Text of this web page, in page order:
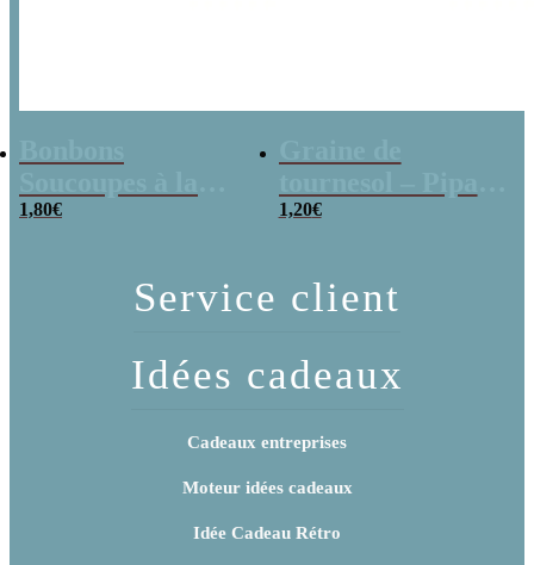
poudre (x20)
1,80€
x 3
1,20€
Service client
Idées cadeaux
Cadeaux entreprises
Moteur idées cadeaux
Idée Cadeau Rétro